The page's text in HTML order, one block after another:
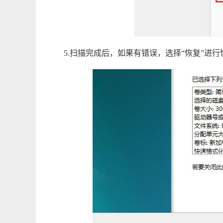
5.扫描完成后，如果有错误，选择“恢复”进行